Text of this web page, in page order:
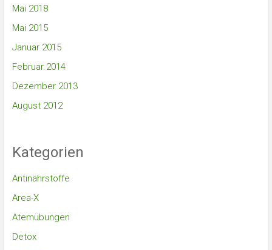
Mai 2018
Mai 2015
Januar 2015
Februar 2014
Dezember 2013
August 2012
Kategorien
Antinährstoffe
Area-X
Atemübungen
Detox